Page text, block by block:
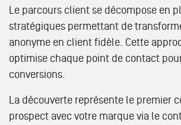
Le parcours client se décompose en
stratégiques permettant de
anonyme en client fidèle. Cette
optimise chaque point de contact
conversions.
La découverte représente le premier
prospect avec votre marque via le